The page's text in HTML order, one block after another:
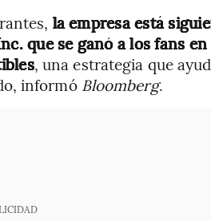
la empresa está
que se ganó a los fans
, una estrategia que
informó Bloomberg.